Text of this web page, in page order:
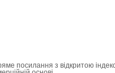
посилання з відкритою